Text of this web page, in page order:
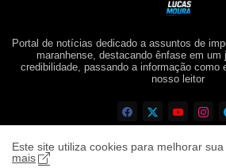
Portal de notícias dedicado a assuntos de
maranhense, destacando ênfase em um
credibilidade, passando a informação como
nosso leitor
Este site utiliza cookies para melhorar sua
mais